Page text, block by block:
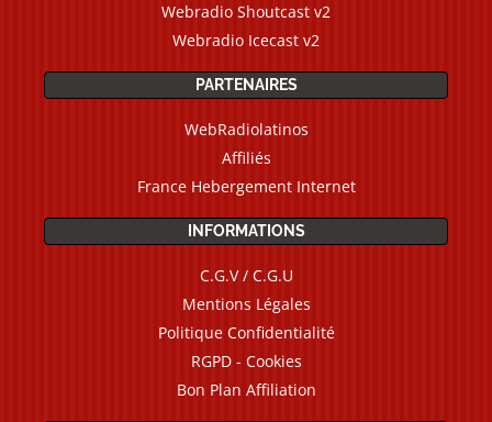
Webradio Shoutcast v2
Webradio Icecast v2
PARTENAIRES
WebRadiolatinos
Affiliés
France Hebergement Internet
INFORMATIONS
C.G.V / C.G.U
Mentions Légales
Politique Confidentialité
RGPD - Cookies
Bon Plan Affiliation